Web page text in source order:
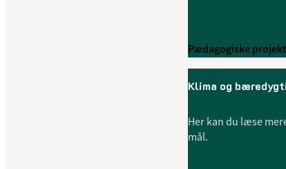
Pædagogiske
Klima og
Her kan du læse
mål.